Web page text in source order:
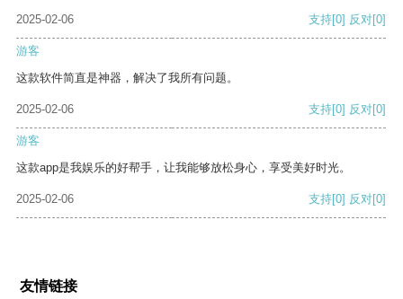
2025-02-06 支持[0] 反对[0]
游客
这款软件简直是神器，解决了我所有问题。
2025-02-06 支持[0] 反对[0]
游客
这款app是我娱乐的好帮手，让我能够放松身心，享受美好时光。
2025-02-06 支持[0] 反对[0]
友情链接